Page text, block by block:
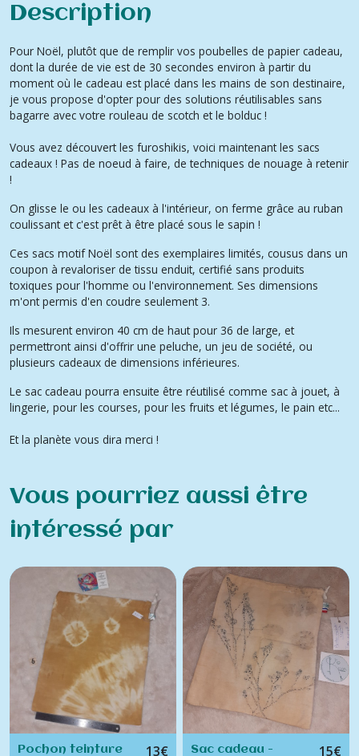
Description
Pour Noël, plutôt que de remplir vos poubelles de papier cadeau,
dont la durée de vie est de 30 secondes environ à partir du
moment où le cadeau est placé dans les mains de son destinaire,
je vous propose d'opter pour des solutions réutilisables sans
bagarre avec votre rouleau de scotch et le bolduc !
Vous avez découvert les furoshikis, voici maintenant les sacs
cadeaux ! Pas de noeud à faire, de techniques de nouage à retenir
!
On glisse le ou les cadeaux à l'intérieur, on ferme grâce au ruban
coulissant et c'est prêt à être placé sous le sapin !
Ces sacs motif Noël sont des exemplaires limités, cousus dans un
coupon à revaloriser de tissu enduit, certifié sans produits
toxiques pour l'homme ou l'environnement. Ses dimensions
m'ont permis d'en coudre seulement 3.
Ils mesurent environ 40 cm de haut pour 36 de large, et
permettront ainsi d'offrir une peluche, un jeu de société, ou
plusieurs cadeaux de dimensions inférieures.
Le sac cadeau pourra ensuite être réutilisé comme sac à jouet, à
lingerie, pour les courses, pour les fruits et légumes, le pain etc...
Et la planète vous dira merci !
Vous pourriez aussi être
intéressé par
Pochon teinture 13€ Sac cadeau - 15€